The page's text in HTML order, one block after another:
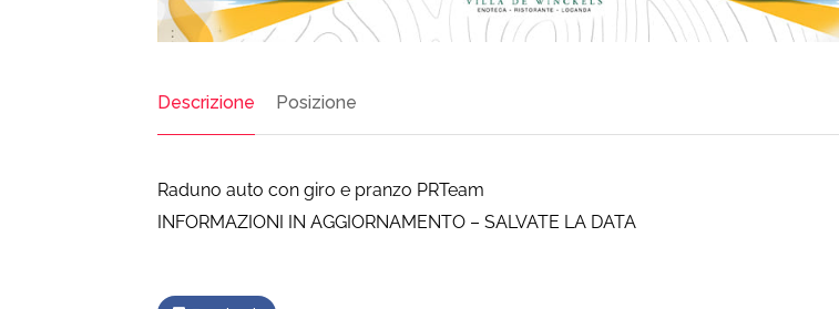
Descrizione Posizione
Raduno auto con giro e pranzo PRTeam
INFORMAZIONI IN AGGIORNAMENTO – SALVATE LA DATA